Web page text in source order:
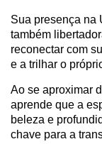
Sua presença na
também
reconectar com
e a trilhar o
Ao se aproximar
aprende que a
beleza e
chave para a